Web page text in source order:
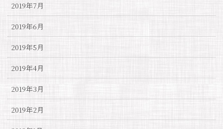
2019年7月
2019年6月
2019年5月
2019年4月
2019年3月
2019年2月